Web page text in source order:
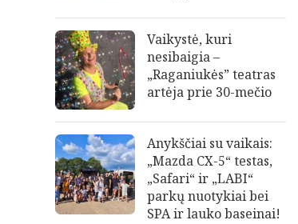
Vaikystė, kuri
nesibaigia –
„Raganiukės” teatras
artėja prie 30-mečio
Anykščiai su vaikais:
„Mazda CX-5“ testas,
„Safari“ ir „LABI“
parkų nuotykiai bei
SPA ir lauko baseinai!